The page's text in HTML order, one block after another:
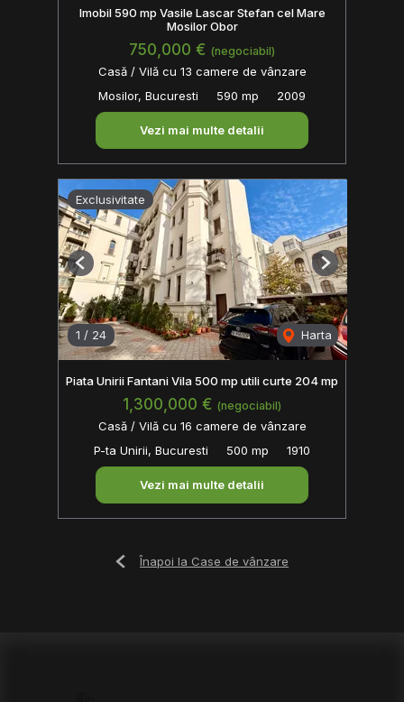
Imobil 590 mp Vasile Lascar Stefan cel Mare
Mosilor Obor
750,000 € (negociabil)
Casă / Vilă cu 13 camere de vânzare
Mosilor, Bucuresti
590 mp 2009
Vezi mai multe detalii
Exclusivitate
1 / 24 Harta
Previous Next
Piata Unirii Fantani Vila 500 mp utili curte 204 mp
1,300,000 € (negociabil)
Casă / Vilă cu 16 camere de vânzare
P-ta Unirii, Bucuresti
500 mp 1910
Vezi mai multe detalii
Înapoi la Case de vânzare